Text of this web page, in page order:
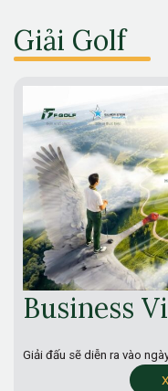
Giải Golf
Business
Giải đấu sẽ diễn ra vào